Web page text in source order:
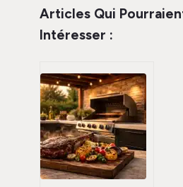
Articles Qui
Intéresser :